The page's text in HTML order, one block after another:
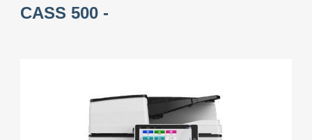
CASS 500 -